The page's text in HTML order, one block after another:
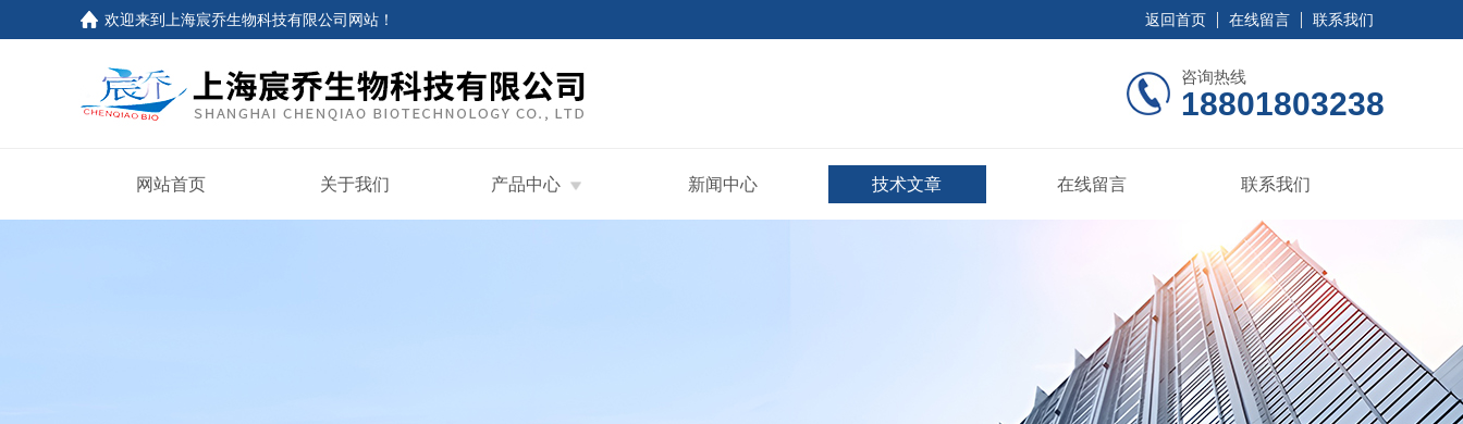
欢迎来到上海宸乔生物科技有限公司网站！ 返回首页 在线留言 联系我们
咨询热线
18801803238
网站首页 关于我们 产品中心 新闻中心 技术文章 在线留言 联系我们